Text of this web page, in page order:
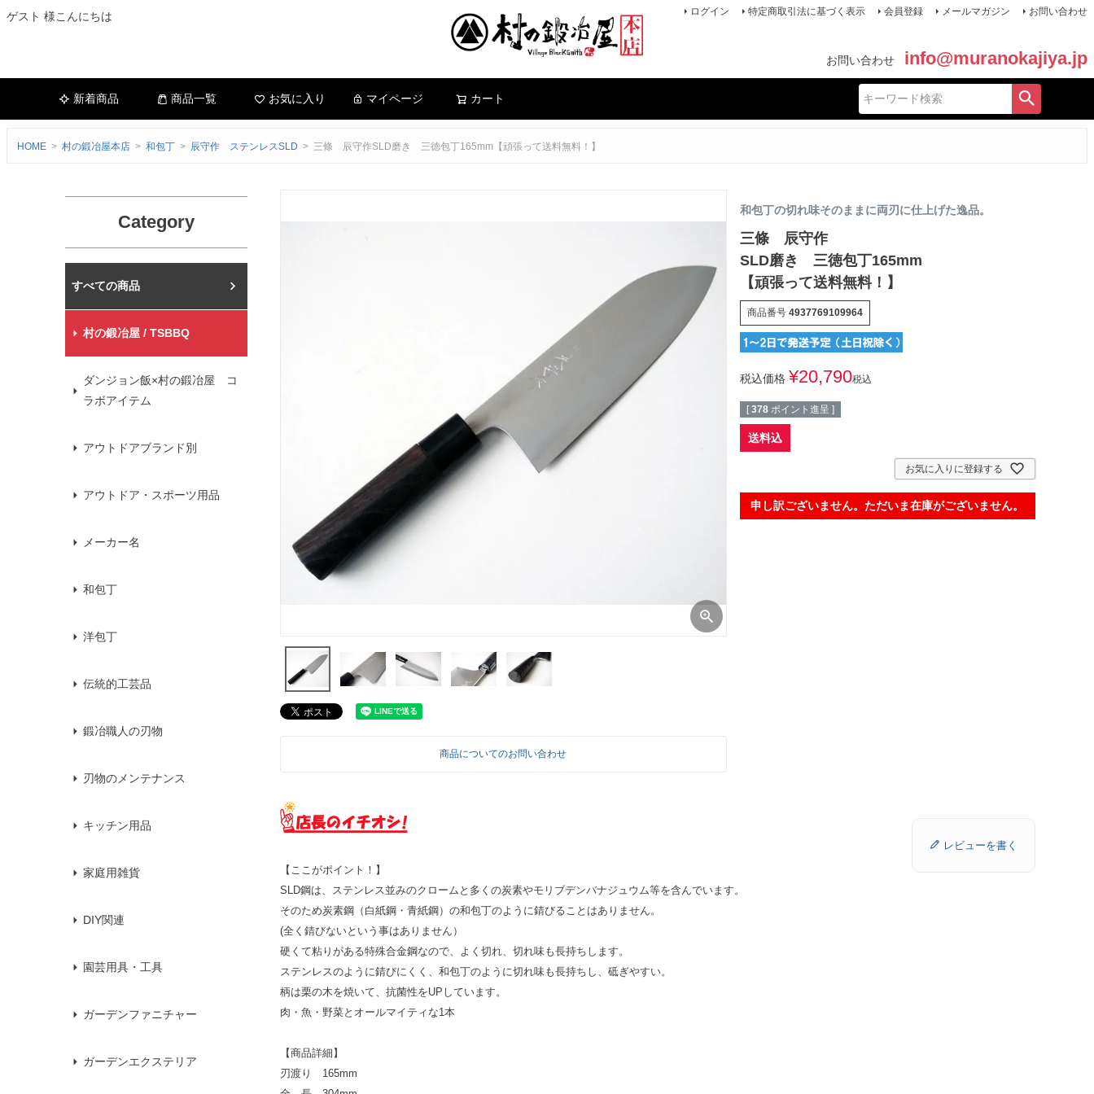
ゲスト 様こんにちは ログイン 特定商取引法に基づく表示 会員登録 メールマガジン お問い合わせ
お問い合わせ info@muranokajiya.jp
新着商品 商品一覧 お気に入り マイページ カート
HOME 村の鍛冶屋本店 和包丁 辰守作 ステンレスSLD 三條 辰守作SLD磨き 三徳包丁165mm【頑張って送料無料！】
Category
村の鍛冶屋本店
村の鍛冶屋 / TSBBQ
ダンジョン飯×村の鍛冶屋 コ
ラボアイテム
アウトドアブランド別
アウトドア・スポーツ用品
メーカー名
和包丁
洋包丁
伝統的工芸品
鍛冶職人の刃物
刃物のメンテナンス
キッチン用品
家庭用雑貨
DIY関連
園芸用具・工具
ガーデンファニチャー
ガーデンエクステリア
商品についてのお問い合わせ
和包丁の切れ味そのままに両刃に仕上げた逸品。
三條 辰守作
SLD磨き 三徳包丁165mm
【頑張って送料無料！】
商品番号 4937769109964
税込価格 ¥20,790税込
[ 378 ポイント進呈 ]
送料込
お気に入りに登録する
申し訳ございません。ただいま在庫がございません。
【ここがポイント！】
SLD鋼は、ステンレス並みのクロームと多くの炭素やモリブデンバナジュウム等を含んでいます。
そのため炭素鋼（白紙鋼・青紙鋼）の和包丁のように錆びることはありません。
(全く錆びないという事はありません）
硬くて粘りがある特殊合金鋼なので、よく切れ、切れ味も長持ちします。
ステンレスのように錆びにくく、和包丁のように切れ味も長持ちし、砥ぎやすい。
柄は栗の木を焼いて、抗菌性をUPしています。
肉・魚・野菜とオールマイティな1本
【商品詳細】
刃渡り 165mm
レビューを書く